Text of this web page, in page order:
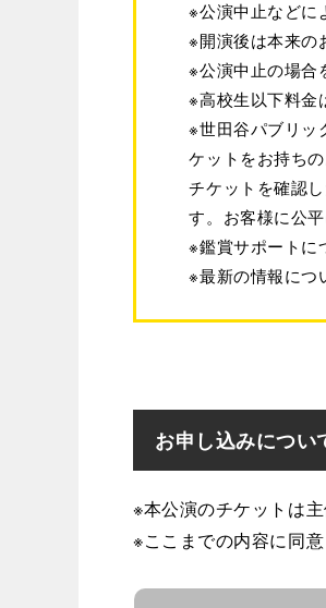
※公演中止などに
※開演後は本来の
※公演中止の場合
※高校生以下料金
※世田谷パブリッ
ケットをお持ち
チケットを確認
す。お客様に公
※鑑賞サポートに
※最新の情報につ
お申し込みについ
※本公演のチケットは
※ここまでの内容に同